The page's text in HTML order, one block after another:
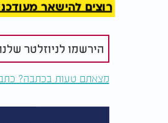
רוצים להישאר
הירשמו לניוזלטר
מצאתם טעות בכתבה?